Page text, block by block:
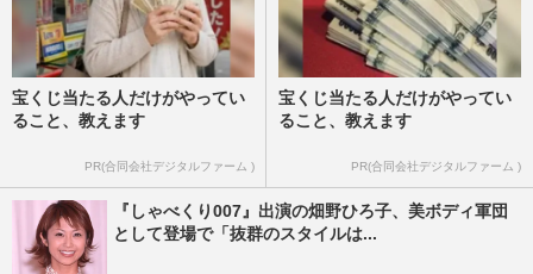
宝くじ当たる人だけがやってい
ること、教えます
PR(合同会社デジタルファーム )
宝くじ当たる人だけがやってい
ること、教えます
PR(合同会社デジタルファーム )
『しゃべくり007』出演の畑野ひろ子、美ボディ軍団
として登場で「抜群のスタイルは...